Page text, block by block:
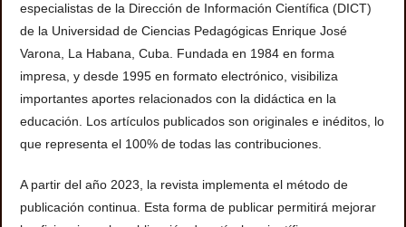
especialistas de la Dirección de Información Científica (DICT)
de la Universidad de Ciencias Pedagógicas Enrique José
Varona, La Habana, Cuba. Fundada en 1984 en forma
impresa, y desde 1995 en formato electrónico, visibiliza
importantes aportes relacionados con la didáctica en la
educación. Los artículos publicados son originales e inéditos, lo
que representa el 100% de todas las contribuciones.
A partir del año 2023, la revista implementa el método de
publicación continua. Esta forma de publicar permitirá mejorar